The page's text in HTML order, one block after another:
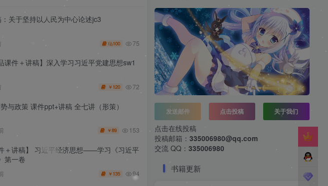
关于坚持以人民为中心论述jc3
100 75
课件＋讲稿】深入学习习近平党建思想sw1
￥ 120 72
与政策 课件ppt+讲稿 全七讲（形策）
￥89 153
件＋讲稿】 习近平经济思想——学习《习近平
第一卷
￥ 135 94
发送邮件 点击投稿 关于我们
点击在线投稿
投稿邮箱： 335006980@qq.com
交流 QQ： 335006980
书籍更新